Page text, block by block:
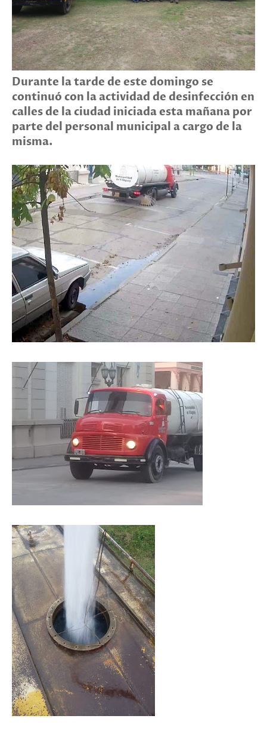
Durante la tarde de este domingo se
continuó con la actividad de desinfección en
calles de la ciudad iniciada esta mañana por
parte del personal municipal a cargo de la
misma.